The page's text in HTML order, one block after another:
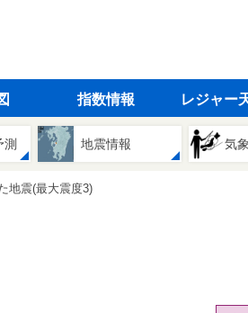
指数情報 レジャー
地震情報 気
地震(最大震度3)